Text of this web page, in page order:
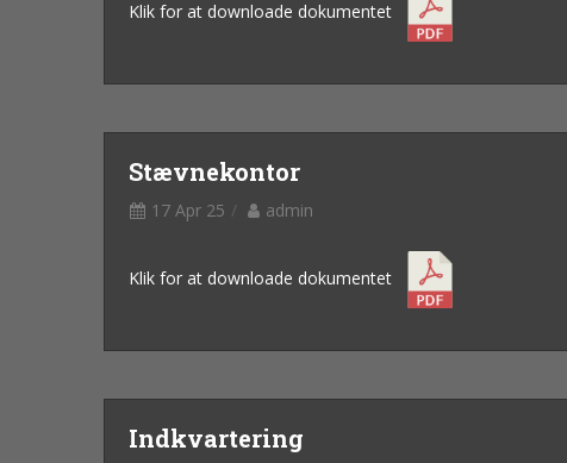
Klik for at downloade dokumentet
Stævnekontor
17 Apr 25 admin
Klik for at downloade dokumentet
Indkvartering